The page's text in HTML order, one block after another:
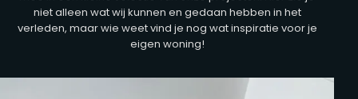
niet alleen wat wij kunnen en gedaan hebben in het
verleden, maar wie weet vind je nog wat inspiratie voor je
eigen woning!